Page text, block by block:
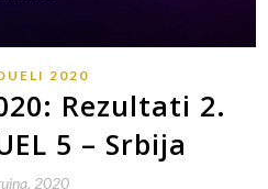
2020
Rezultati 2.
5 – Srbija
2020